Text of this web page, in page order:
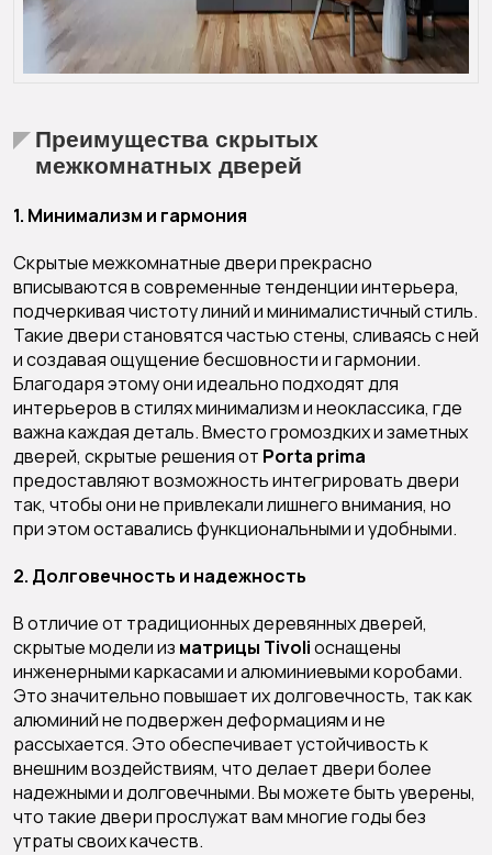
Преимущества скрытых
межкомнатных дверей
1. Минимализм и гармония
Скрытые межкомнатные двери прекрасно
вписываются в современные тенденции интерьера,
подчеркивая чистоту линий и минималистичный стиль.
Такие двери становятся частью стены, сливаясь с ней
и создавая ощущение бесшовности и гармонии.
Благодаря этому они идеально подходят для
интерьеров в стилях минимализм и неоклассика, где
важна каждая деталь. Вместо громоздких и заметных
дверей, скрытые решения от Porta prima
предоставляют возможность интегрировать двери
так, чтобы они не привлекали лишнего внимания, но
при этом оставались функциональными и удобными.
2. Долговечность и надежность
В отличие от традиционных деревянных дверей,
скрытые модели из матрицы Tivoliоснащены
инженерными каркасами и алюминиевыми коробами.
Это значительно повышает их долговечность, так как
алюминий не подвержен деформациям и не
рассыхается. Это обеспечивает устойчивость к
внешним воздействиям, что делает двери более
надежными и долговечными. Вы можете быть уверены,
что такие двери прослужат вам многие годы без
утраты своих качеств.